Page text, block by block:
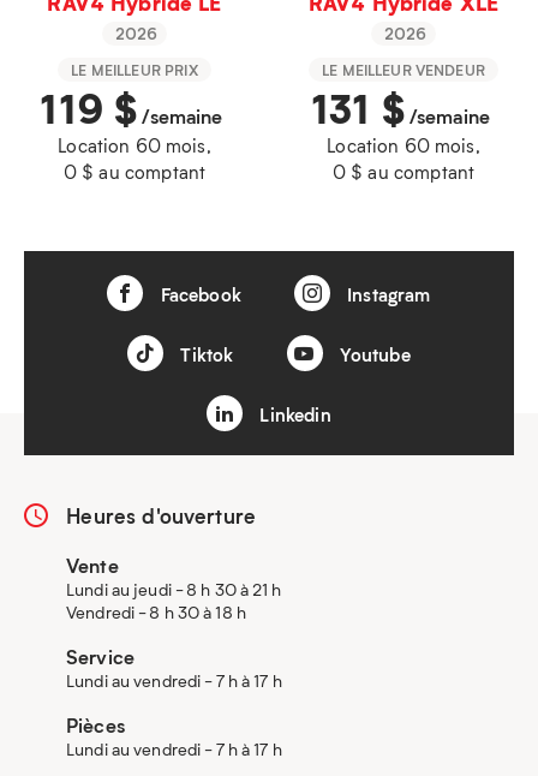
2026
LE MEILLEUR PRIX
119 $/semaine
Location 60 mois,
0 $ au comptant
2026
LE MEILLEUR VENDEUR
131 $/semaine
Location 60 mois,
0 $ au comptant
Facebook Instagram
Tiktok Youtube
Linkedin
Heures d'ouverture
Vente
Lundi au jeudi - 8 h 30 à 21 h
Vendredi - 8 h 30 à 18 h
Service
Lundi au vendredi - 7 h à 17 h
Pièces
Lundi au vendredi - 7 h à 17 h